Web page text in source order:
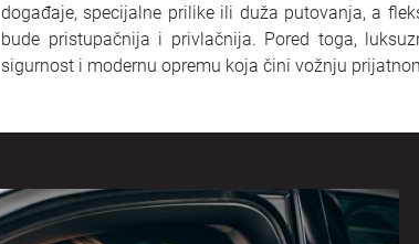
događaje, specijalne prilike ili duža putovanja, a
bude pristupačnija i privlačnija. Pored toga,
sigurnost i modernu opremu koja čini vožnju